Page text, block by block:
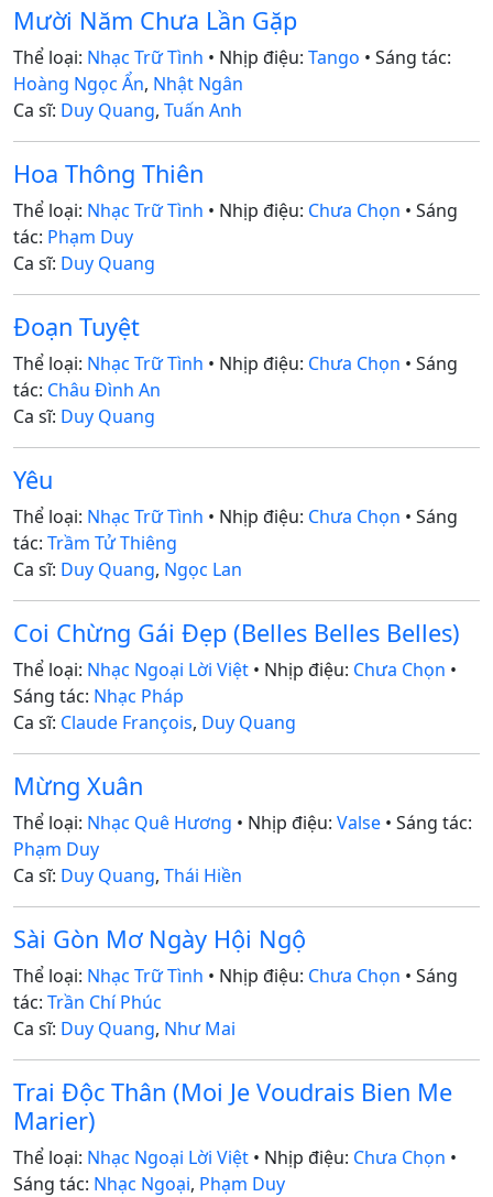
Mười Năm Chưa Lần Gặp
Thể loại: Nhạc Trữ Tình • Nhịp điệu: Tango • Sáng tác:
Hoàng Ngọc Ẩn, Nhật Ngân
Ca sĩ: Duy Quang, Tuấn Anh
Hoa Thông Thiên
Thể loại: Nhạc Trữ Tình • Nhịp điệu: Chưa Chọn • Sáng
tác: Phạm Duy
Ca sĩ: Duy Quang
Đoạn Tuyệt
Thể loại: Nhạc Trữ Tình • Nhịp điệu: Chưa Chọn • Sáng
tác: Châu Đình An
Ca sĩ: Duy Quang
Yêu
Thể loại: Nhạc Trữ Tình • Nhịp điệu: Chưa Chọn • Sáng
tác: Trầm Tử Thiêng
Ca sĩ: Duy Quang, Ngọc Lan
Coi Chừng Gái Đẹp (Belles Belles Belles)
Thể loại: Nhạc Ngoại Lời Việt • Nhịp điệu: Chưa Chọn •
Sáng tác: Nhạc Pháp
Ca sĩ: Claude François, Duy Quang
Mừng Xuân
Thể loại: Nhạc Quê Hương • Nhịp điệu: Valse • Sáng tác:
Phạm Duy
Ca sĩ: Duy Quang, Thái Hiền
Sài Gòn Mơ Ngày Hội Ngộ
Thể loại: Nhạc Trữ Tình • Nhịp điệu: Chưa Chọn • Sáng
tác: Trần Chí Phúc
Ca sĩ: Duy Quang, Như Mai
Trai Độc Thân (Moi Je Voudrais Bien Me
Marier)
Thể loại: Nhạc Ngoại Lời Việt • Nhịp điệu: Chưa Chọn •
Sáng tác: Nhạc Ngoại, Phạm Duy